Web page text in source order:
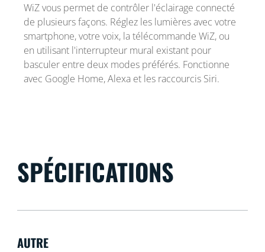
WiZ vous permet de contrôler l'éclairage connecté
de plusieurs façons. Réglez les lumières avec votre
smartphone, votre voix, la télécommande WiZ, ou
en utilisant l'interrupteur mural existant pour
basculer entre deux modes préférés. Fonctionne
avec Google Home, Alexa et les raccourcis Siri.
SPÉCIFICATIONS
AUTRE